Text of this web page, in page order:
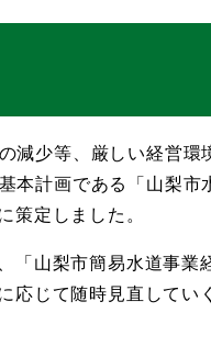
減少等、厳しい経営環
本計画である「山梨市
策定しました。
「山梨市簡易水道事業
応じて随時見直してい